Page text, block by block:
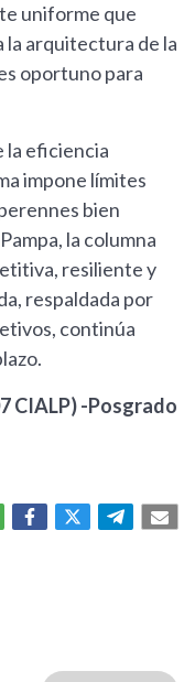
uniforme que
la arquitectura de la
oportuno para
la eficiencia
impone límites
bien
la columna
resiliente y
respaldada por
continúa
CIALP) -Posgrado